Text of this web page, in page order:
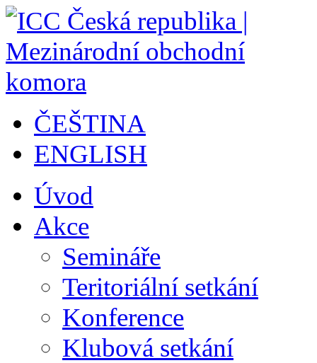
ČEŠTINA
ENGLISH
Úvod
Akce
Semináře
Teritoriální setkání
Konference
Klubová setkání